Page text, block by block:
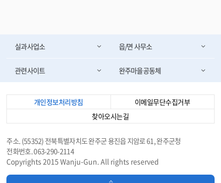
실과사업소 읍/면 사무소
관련사이트 완주마을공동체
개인정보처리방침
이메일무단수집거부
찾아오시는길
주소. (55352) 전북특별자치도 완주군 용진읍 지암로 61, 완주군청
전화번호. 063-290-2114
Copyrights 2015 Wanju-Gun. All rights reserved